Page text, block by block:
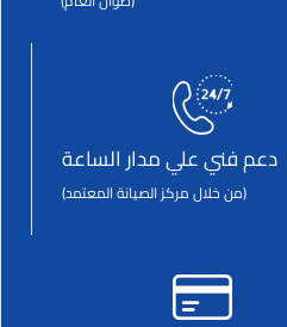
دعم فني علي مدار الساعة
(من خلال مركز الصيانة المعتمد)